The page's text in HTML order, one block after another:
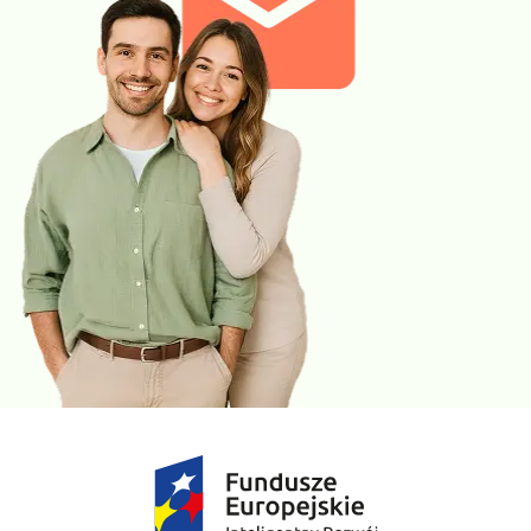
e-Pakiet IMMUNOdiagDIETA 88 IgG4
przeciwciał specyficznych w klasie IgG4.
Parametry uwzględnione w pakiecie badań:
»Orzechy i nasiona
Orzech włoski f16, Orzech laskowy f17, Migdały f20, Orzechy
nerkowca f204, Orzech kokosowy f36, Orzechy arachidowe
f13
» Zboża bezglutenowe
Ryż f9, Gryka f11, Proso f164, Kukurydza f121
Mięso